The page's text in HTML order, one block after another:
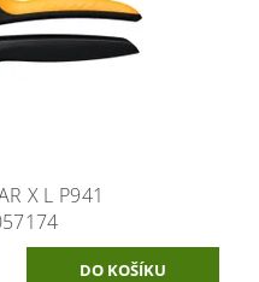
X L P941